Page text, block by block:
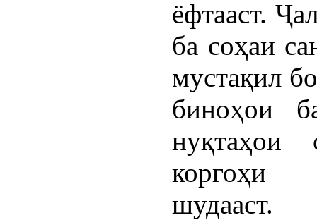
ёфтааст.
ба соҳаи
мустақил
биноҳои
нуқтаҳои
коргоҳи
шудааст.